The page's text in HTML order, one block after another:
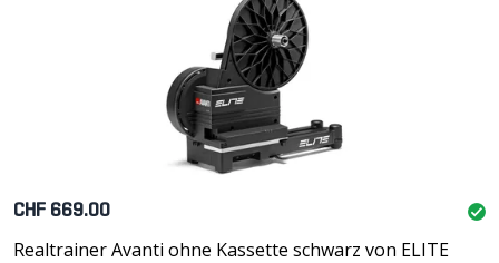
CHF 669.00
Realtrainer Avanti ohne Kassette schwarz von ELITE